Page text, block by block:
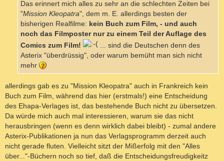
Das erinnert mich alles zu sehr an die schlechten Zeiten bei
"Mission Kleopatra", dem m. E. allerdings besten der
bisherigen Realfilme: kein Buch zum Film, - und auch
noch das Filmposter nur zu einem Teil der Auflage des
Comics zum Film!
... sind die Deutschen denn des
Asterix "überdrüssig", oder warum bemüht man sich nicht
mehr
allerdings gab es zu "Mission Kleopatra" auch in Frankreich kein
Buch zum Film, während das hier (erstmals!) eine Entscheidung
des Ehapa-Verlages ist, das bestehende Buch nicht zu übersetzen.
Da würde mich auch mal interessieren, warum sie das nicht
herausbringen (wenn es denn wirklich dabei bleibt) - zumal andere
Asterix-Publikationen ja nun das Verlagsprogramm derzeit auch
nicht gerade fluten. Vielleicht sitzt der Mißerfolg mit den "Alles
über..."-Büchern noch so tief, daß die Entscheidungsfreudigkeitz